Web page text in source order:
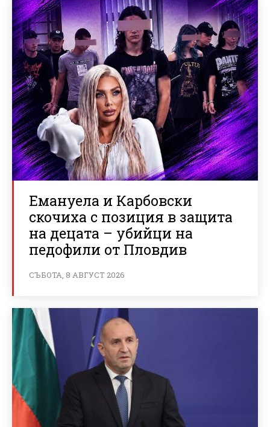
Емануела и Карбовски
скочиха с позиция в защита
на децата – убийци на
педофили от Пловдив
СЪБОТА, 8 АВГУСТ 2026